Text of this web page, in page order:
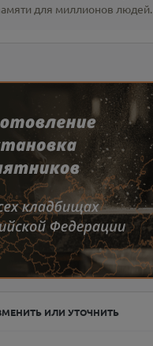
для миллионов людей.
ИЛИ УТОЧНИТЬ